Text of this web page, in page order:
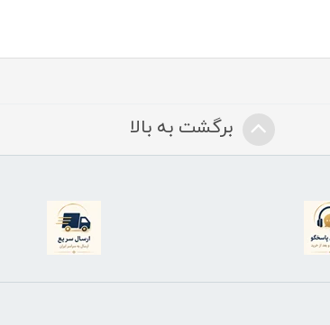
برگشت به بالا